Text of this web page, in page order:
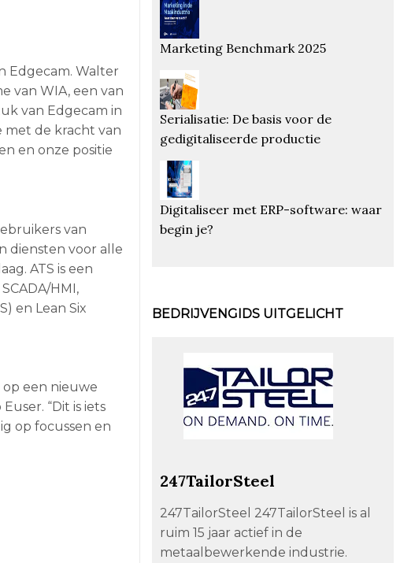
Edgecam. Walter
van WIA, een van
van Edgecam in
met de kracht van
en onze positie
van
diensten voor alle
ATS is een
HMI,
en Lean Six
een nieuwe
“Dit is iets
op focussen en
Marketing Benchmark 2025
Serialisatie: De basis voor de
gedigitaliseerde productie
Digitaliseer met ERP-software: waar
begin je?
BEDRIJVENGIDS UITGELICHT
247TailorSteel
247TailorSteel 247TailorSteel is al
ruim 15 jaar actief in de
metaalbewerkende industrie.